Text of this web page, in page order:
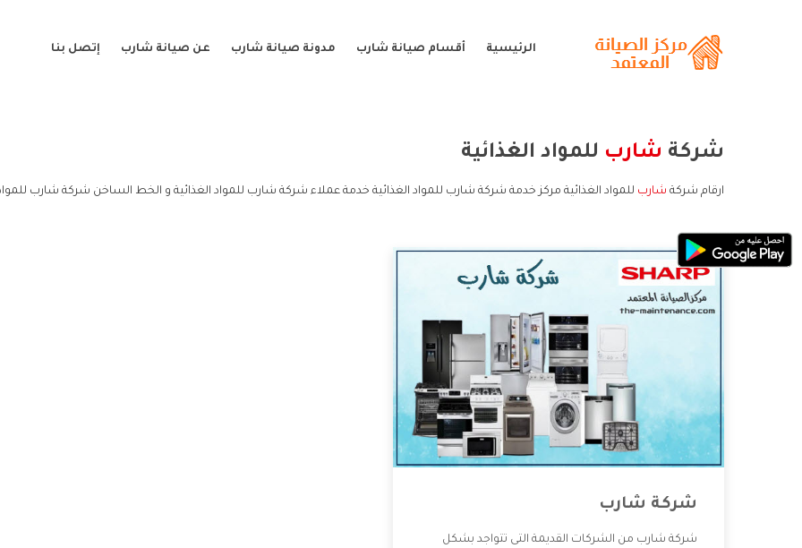
الرئيسية أقسام صيانة شارب مدونة صيانة شارب عن صيانة شارب إتصل بنا
شركة شارب للمواد الغذائية
ارقام شركة شارب للمواد الغذائية مركز خدمة شركة شارب للمواد الغذائية خدمة عملاء شركة شارب للمواد الغذائية و الخط الساخن شركة شارب للمواد
شركة شارب
شركة شارب من الشركات القديمة التى تتواجد بشكل